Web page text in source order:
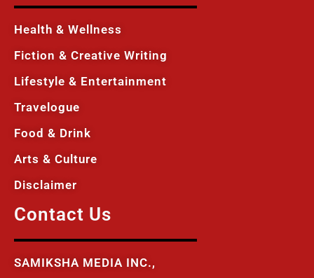
Health & Wellness
Fiction & Creative Writing
Lifestyle & Entertainment
Travelogue
Food & Drink
Arts & Culture
Disclaimer
Contact Us
SAMIKSHA MEDIA INC.,